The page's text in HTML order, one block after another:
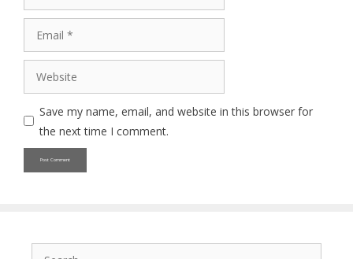
Save my name, email, and website in this browser for
the next time I comment.